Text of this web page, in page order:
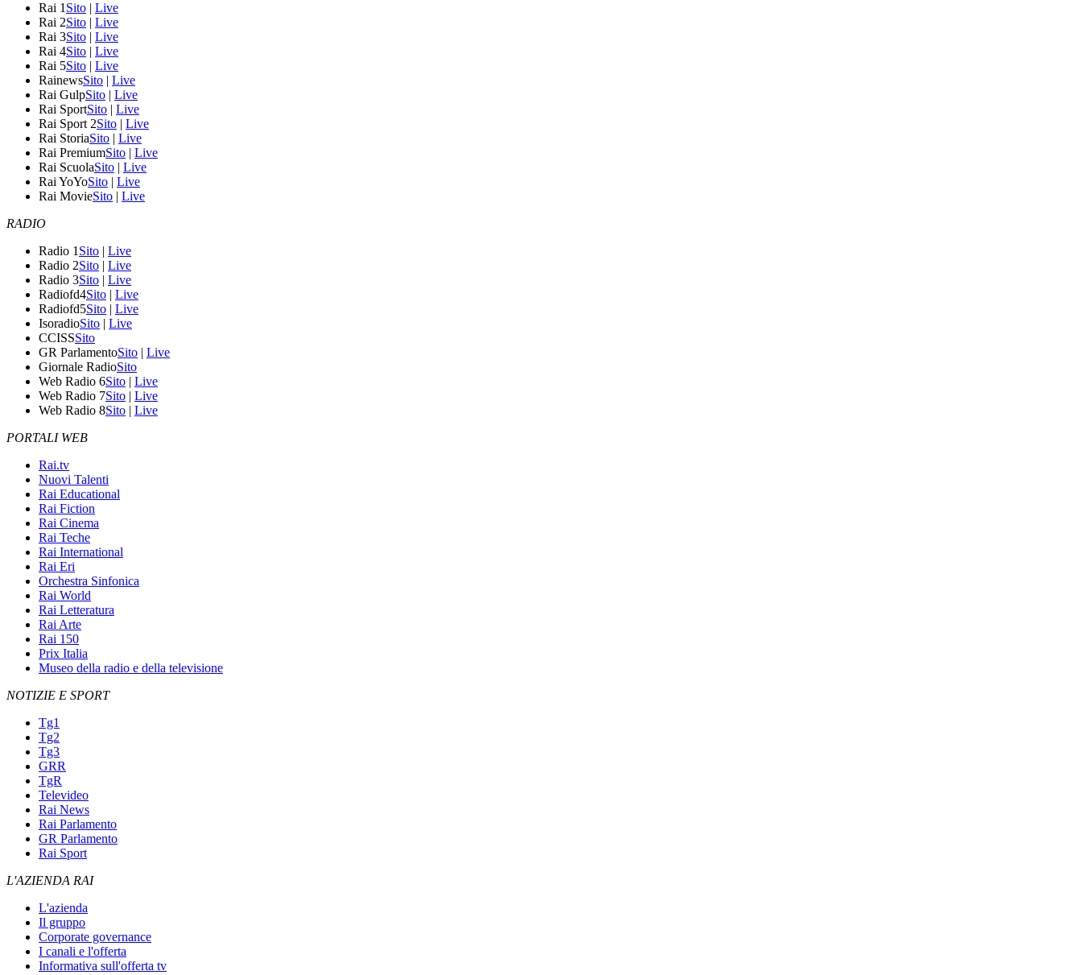
Rai 1 Sito | Live
Rai 2Sito | Live
Rai 3Sito | Live
Rai 4Sito | Live
Rai 5Sito | Live
RainewsSito | Live
Rai GulpSito | Live
Rai SportSito | Live
Rai Sport 2Sito | Live
Rai StoriaSito | Live
Rai PremiumSito | Live
Rai ScuolaSito | Live
Rai YoYoSito | Live
Rai MovieSito | Live
RADIO
Radio 1 Sito | Live
Radio 2Sito | Live
Radio 3Sito | Live
Radiofd4Sito | Live
Radiofd5Sito | Live
IsoradioSito | Live
CCISSSito
GR ParlamentoSito | Live
Giornale RadioSito
Web Radio 6Sito | Live
Web Radio 7Sito | Live
Web Radio 8Sito | Live
PORTALI WEB
Rai.tv
Nuovi Talenti
Rai Educational
Rai Fiction
Rai Cinema
Rai Teche
Rai International
Rai Eri
Orchestra Sinfonica
Rai World
Rai Letteratura
Rai Arte
Rai 150
Prix Italia
Museo della radio e della televisione
NOTIZIE E SPORT
Tg1
Tg2
Tg3
GRR
TgR
Televideo
Rai News
Rai Parlamento
GR Parlamento
Rai Sport
L'AZIENDA RAI
L'azienda
Il gruppo
Corporate governance
I canali e l'offerta
Informativa sull'offerta tv